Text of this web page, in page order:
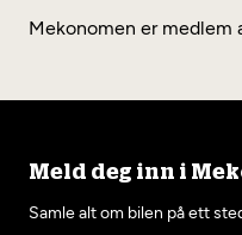
Mekonomen er medlem
Meld deg inn i
Samle alt om bilen på ett